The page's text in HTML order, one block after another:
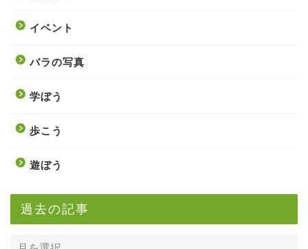
イベント
バラの写真
学ぼう
歩こう
遊ぼう
過去の記事